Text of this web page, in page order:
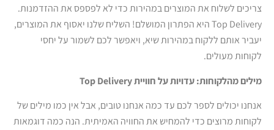
צריכים לשלוח את המוצרים במהירות כדי לא לפספס את ההזדמנות.
Top Delivery היא הפתרון המושלם! השליח שלנו יאסוף את המוצרים,
יעביר אותם ללקוח במהירות שיא, ויאפשר לכם לשמור על יחסי
לקוחות מעולים.
מילים מהלקוחות: עדויות על חווייתTop Delivery
אנחנו יכולים לספר לכם עד כמה אנחנו טובים, אבל אין כמו מילים של
לקוחות מרוצים כדי להמחיש את החוויה האמיתית. הנה כמה דוגמאות